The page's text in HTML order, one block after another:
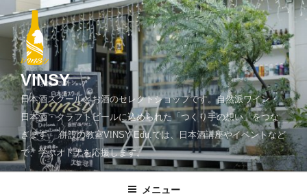
ン
ツ
へ
ッ
プ
VINSY
日本酒スクールとお酒のセレクトショップです。自然派ワイン・
日本酒・クラフトビールに込められた「つくり手の想い」をつな
ぎます。 併設の教室VINSY Edu.では、日本酒講座やイベントなど
で、学ぶオトナを応援します。
メニュー